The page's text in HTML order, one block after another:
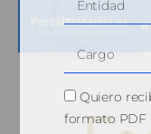
Quiero
formato PDF